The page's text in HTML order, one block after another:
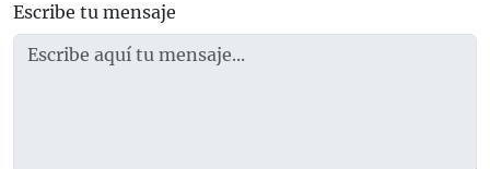
Escribe tu mensaje